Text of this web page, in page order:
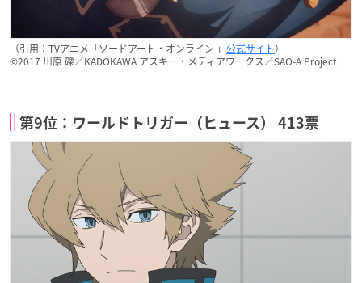
（引用：TVアニメ「ソードアート・オンライン 」 公式サイト）
©2017 川原 礫／KADOKAWA アスキー・メディアワークス／SAO-A Project
第9位：ワールドトリガー（ヒュース） 413票